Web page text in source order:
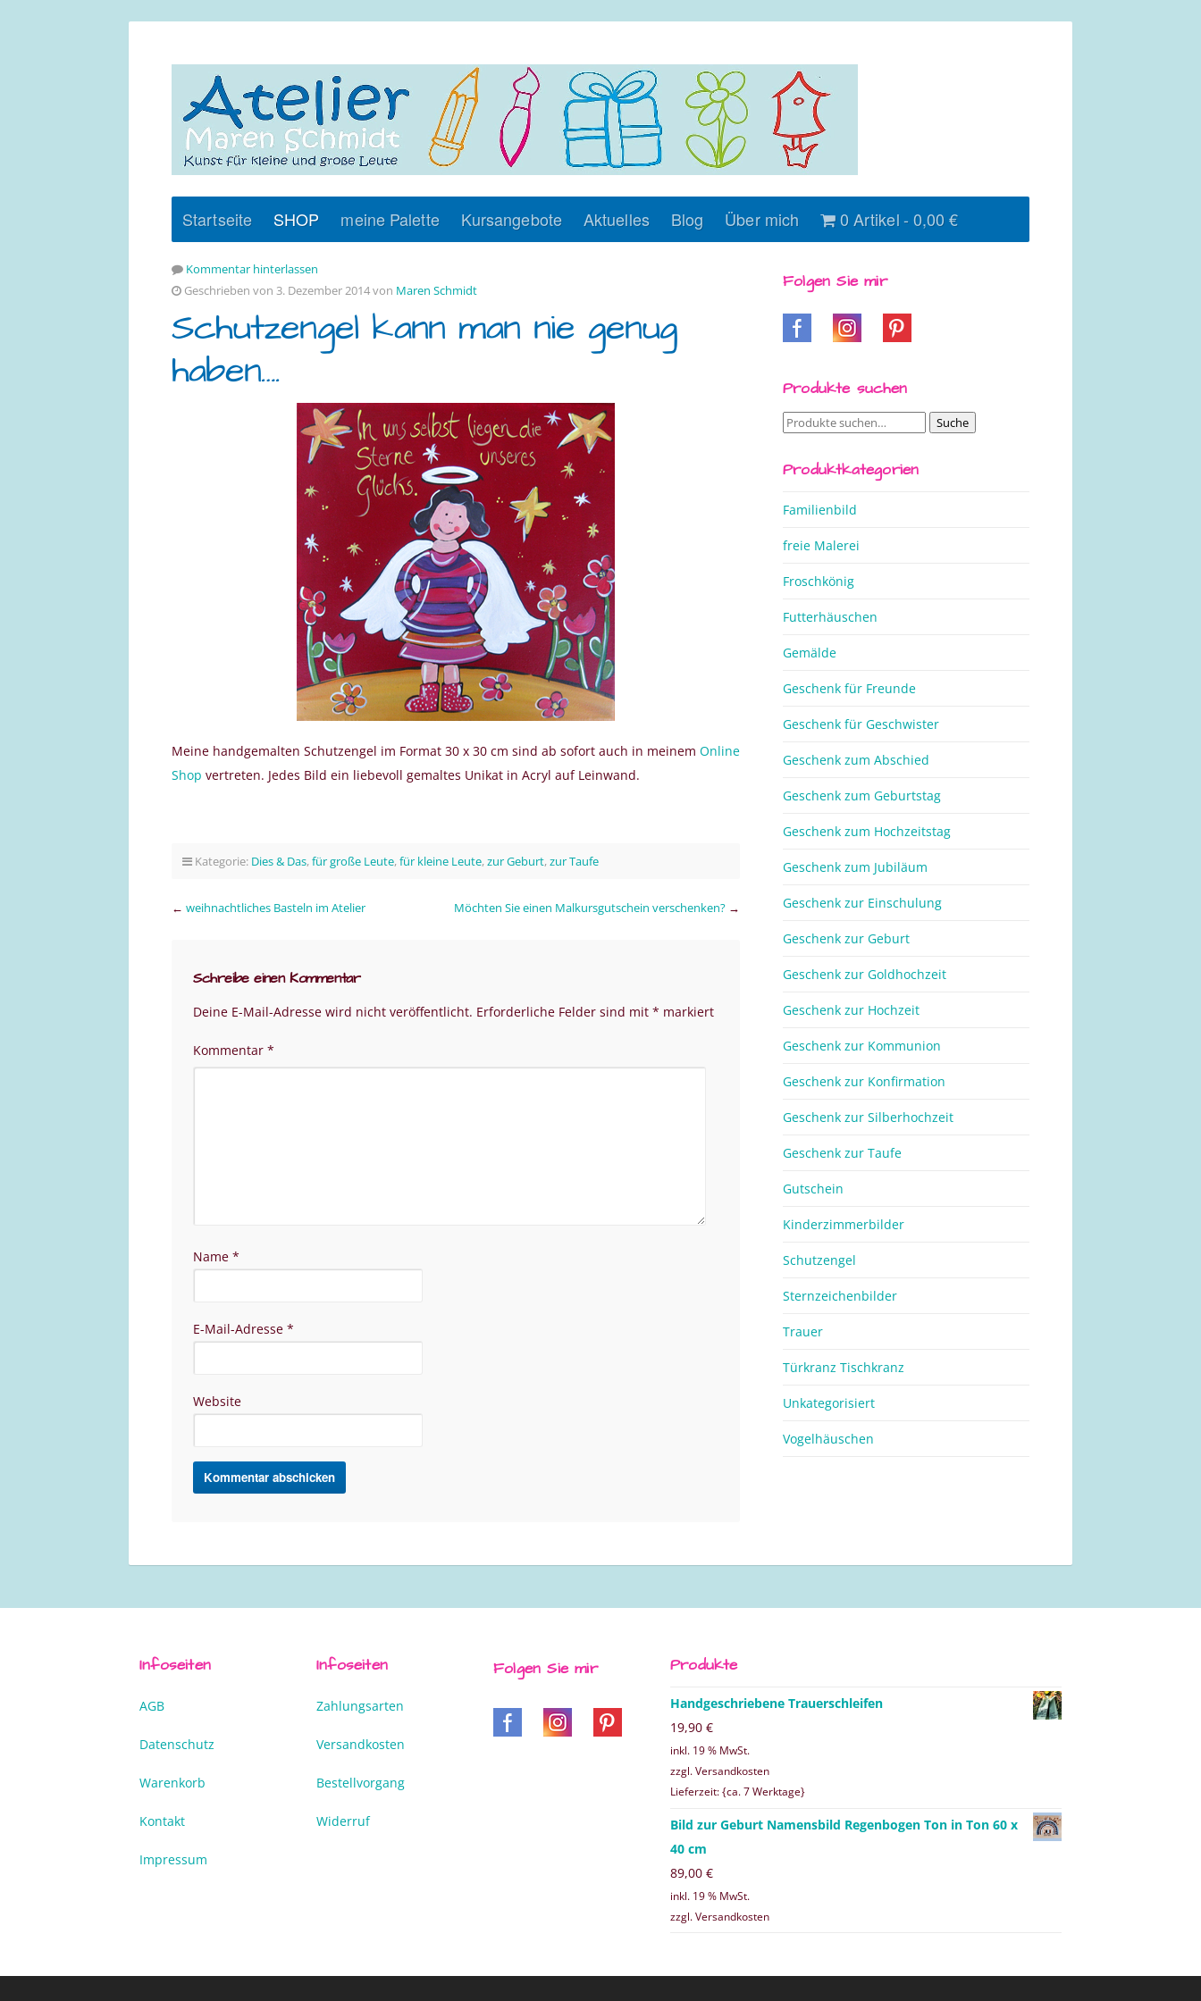
Startseite SHOP meine Palette Kursangebote Aktuelles Blog Über mich 0 Artikel 0,00 €
Kommentar hinterlassen
Geschrieben von 3. Dezember 2014 von Maren Schmidt
Schutzengel kann man nie genug
haben….
Meine handgemalten Schutzengel im Format 30 x 30 cm sind ab sofort auch in meinem Online
Shop vertreten. Jedes Bild ein liebevoll gemaltes Unikat in Acryl auf Leinwand.
Kategorie: Dies & Das,für große Leute,für kleine Leute,zur Geburt,zur Taufe
← weihnachtliches Basteln im Atelier Möchten Sie einen Malkursgutschein verschenken? →
Schreibe einen Kommentar
Deine E-Mail-Adresse wird nicht veröffentlicht. Erforderliche Felder sind mit * markiert
Kommentar *
Name *
E-Mail-Adresse *
Website
Folgen Sie mir
Produkte suchen
Suche
Suche
Produktkategorien
Familienbild
freie Malerei
Froschkönig
Futterhäuschen
Gemälde
Geschenk für Freunde
Geschenk für Geschwister
Geschenk zum Abschied
Geschenk zum Geburtstag
Geschenk zum Hochzeitstag
Geschenk zum Jubiläum
Geschenk zur Einschulung
Geschenk zur Geburt
Geschenk zur Goldhochzeit
Geschenk zur Hochzeit
Geschenk zur Kommunion
Geschenk zur Konfirmation
Geschenk zur Silberhochzeit
Geschenk zur Taufe
Gutschein
Kinderzimmerbilder
Schutzengel
Sternzeichenbilder
Trauer
Türkranz Tischkranz
Unkategorisiert
Vogelhäuschen
Infoseiten
AGB
Datenschutz
Warenkorb
Kontakt
Impressum
Infoseiten
Zahlungsarten
Versandkosten
Bestellvorgang
Widerruf
Folgen Sie mir Produkte
Handgeschriebene Trauerschleifen
19,90 €
inkl. 19 % MwSt.
zzgl. Versandkosten
Lieferzeit: {ca. 7 Werktage}
Bild zur Geburt Namensbild Regenbogen Ton in Ton 60 x
40 cm
89,00 €
inkl. 19 % MwSt.
zzgl. Versandkosten